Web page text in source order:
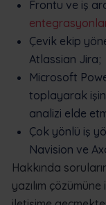
Frontu ve iş
Çevik ekip
Atlassian Jira;
Microsoft
toplayarak
analizi elde
Çok yönlü iş
Navision ve
Hakkında
yazılım